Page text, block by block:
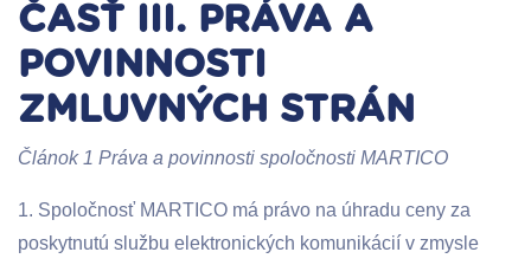
ČASŤ III. PRÁVA A
POVINNOSTI
ZMLUVNÝCH STRÁN
Článok 1 Práva a povinnosti spoločnosti MARTICO
1. Spoločnosť MARTICO má právo na úhradu ceny za
poskytnutú službu elektronických komunikácií v zmysle